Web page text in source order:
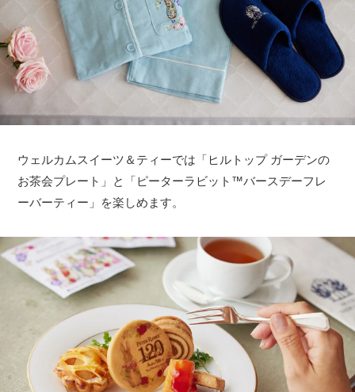
ウェルカムスイーツ＆ティーでは「ヒルトップ ガーデンの
お茶会プレート」と「ピーターラビット™バースデーフレ
ーバーティー」を楽しめます。